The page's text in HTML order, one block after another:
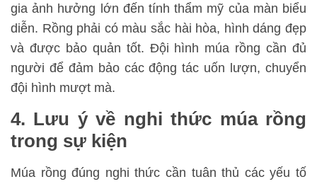
gia ảnh hưởng lớn đến tính thẩm mỹ của màn biểu
diễn. Rồng phải có màu sắc hài hòa, hình dáng đẹp
và được bảo quản tốt. Đội hình múa rồng cần đủ
người để đảm bảo các động tác uốn lượn, chuyển
đội hình mượt mà.
4. Lưu ý về nghi thức múa rồng
trong sự kiện
Múa rồng đúng nghi thức cần tuân thủ các yếu tố